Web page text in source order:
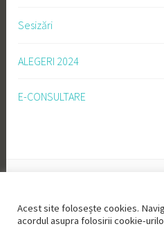
Sesizări
ALEGERI 2024
E-CONSULTARE
Acest site folosește cookies.
acordul asupra folosirii cookie-